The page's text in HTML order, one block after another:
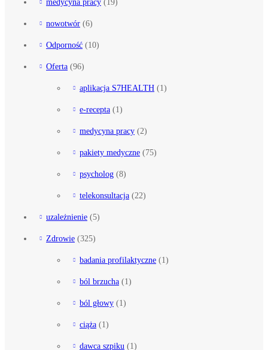
medycyna pracy (19)
nowotwór (6)
Odporność (10)
Oferta (96)
aplikacja S7HEALTH (1)
e-recepta (1)
medycyna pracy (2)
pakiety medyczne (75)
psycholog (8)
telekonsultacja (22)
uzależnienie (5)
Zdrowie (325)
badania profilaktyczne (1)
ból brzucha (1)
ból głowy (1)
ciąża (1)
dawca szpiku (1)